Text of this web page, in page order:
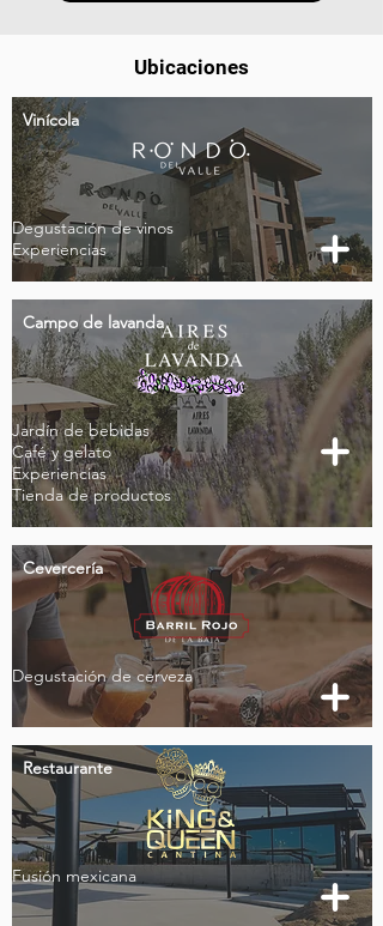
Ubicaciones
Vinícola
Degustación de vinos
Experiencias
Campo de lavanda
Jardín de bebidas
Café y gelato
Experiencias
Tienda de productos
Cevercería
Degustación de cerveza
Restaurante
Fusión mexicana